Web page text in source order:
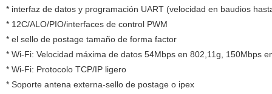
* interfaz de datos y programación UART (velocidad en baudios
* 12C/ALO/PIO/interfaces de control PWM
* el sello de postage tamaño de forma factor
* Wi-Fi: Velocidad máxima de datos 54Mbps en 802,11g, 150Mbps
* Wi-Fi: Protocolo TCP/IP ligero
* Soporte antena externa-sello de postage o ipex